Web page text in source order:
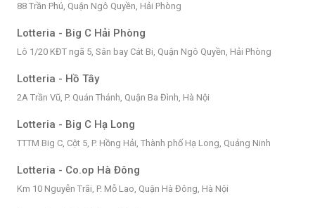
88 Trần Phú, Quận Ngô Quyền, Hải Phòng
Lotteria - Big C Hải Phòng
Lô 1/20 KĐT ngã 5, Sân bay Cát Bi, Quận Ngô Quyền, Hải Phòng
Lotteria - Hồ Tây
2A Trần Vũ, P. Quán Thánh, Quận Ba Đình, Hà Nội
Lotteria - Big C Hạ Long
TTTM Big C, Cột 5, P. Hồng Hải, Thành phố Hạ Long, Quảng Ninh
Lotteria - Co.op Hà Đông
Km 10 Nguyễn Trãi, P. Mỗ Lao, Quận Hà Đông, Hà Nội